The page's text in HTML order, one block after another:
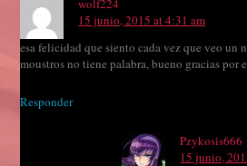
wolf224
15 junio, 2015 at 4:31 am
esa felicidad que siento cada vez que veo un
moustros no tiene palabra, bueno gracias por
Responder
Pzykosis666
15 junio,